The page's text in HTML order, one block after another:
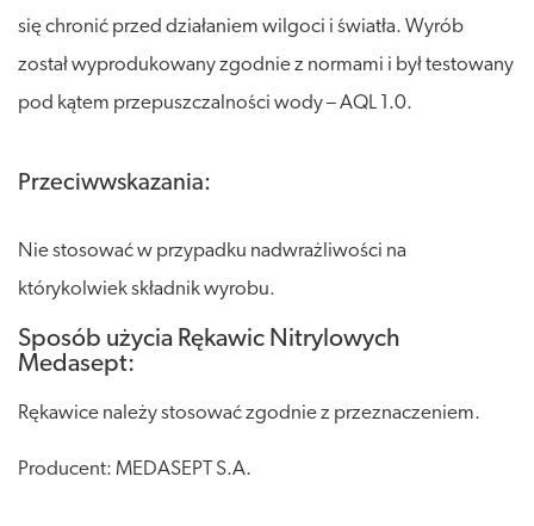
się chronić przed działaniem wilgoci i światła. Wyrób
został wyprodukowany zgodnie z normami i był testowany
pod kątem przepuszczalności wody – AQL 1.0.
Przeciwwskazania:
Nie stosować w przypadku nadwrażliwości na
którykolwiek składnik wyrobu.
Sposób użycia Rękawic Nitrylowych
Medasept:
Rękawice należy stosować zgodnie z przeznaczeniem.
Producent: MEDASEPT S.A.